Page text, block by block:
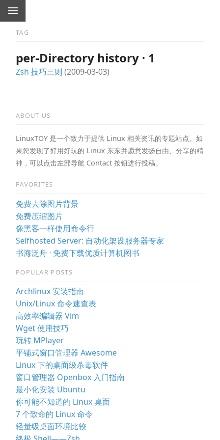
TAG
per-Directory history · 1
Zsh 技巧三则 (2009-03-03)
ABOUT US
LinuxTOY 是一个致力于提供 Linux 相关资讯的专题站点。如
果您发现了好用好玩的 Linux 东东并愿意发扬自由、分享的精
神，可以点击左部导航 Contact 按钮进行投稿。
FAVORITES
免费去除图片背景
免费压缩图片
像黑客一样使用命令行
Selfhosted Server: 自动化架设服务器专家
书海泛舟 · 免费下载优质计算机图书
POPULAR POSTS
Archlinux 安装指南
Unix/Linux 命令速查表
高效率编辑器 Vim
Wget 使用技巧
玩转 MPlayer
平铺式窗口管理器 Awesome
Linux 下的桌面级杀毒软件
窗口管理器 Openbox 入门指南
最小化安装 Ubuntu
你可能不知道的 Linux 桌面
7 个致命的 Linux 命令
轻量级桌面环境比较